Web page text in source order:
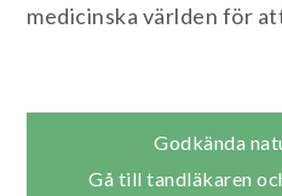
medicinska världen för
Godkända
Gå till tandläkaren